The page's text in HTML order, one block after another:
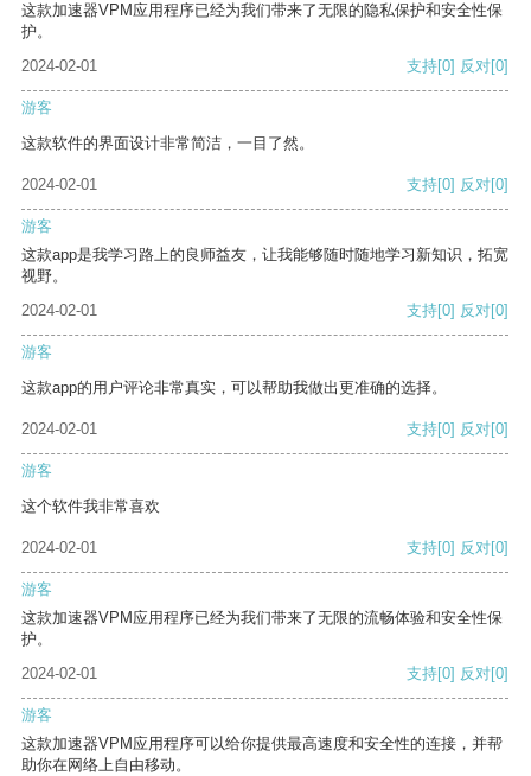
这款加速器VPM应用程序已经为我们带来了无限的隐私保护和安全性保
护。
2024-02-01
支持[0] 反对[0]
游客
这款软件的界面设计非常简洁，一目了然。
2024-02-01 支持[0] 反对[0]
游客
这款app是我学习路上的良师益友，让我能够随时随地学习新知识，拓宽
视野。
2024-02-01
支持[0] 反对[0]
游客
这款app的用户评论非常真实，可以帮助我做出更准确的选择。
2024-02-01 支持[0] 反对[0]
游客
这个软件我非常喜欢
2024-02-01 支持[0] 反对[0]
游客
这款加速器VPM应用程序已经为我们带来了无限的流畅体验和安全性保
护。
2024-02-01
支持[0] 反对[0]
游客
这款加速器VPM应用程序可以给你提供最高速度和安全性的连接，并帮
助你在网络上自由移动。